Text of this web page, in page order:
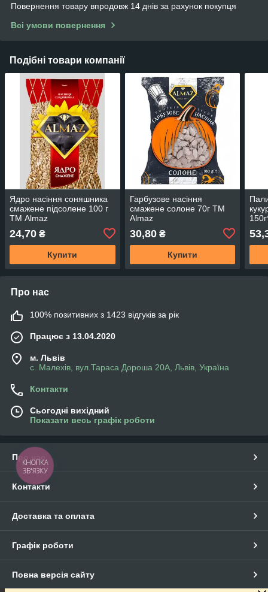
Повернення товару впродовж 14 днів за рахунок покупця
Всі умови повернення
Подібні товари компанії
Ядро насіння соняшника
смажене підсолене 100 г
ТМ Almaz
24,70 ₴
Купити
Гарбузове насіння
смажене солоне 70г ТМ
Almaz
30,80₴
Купити
Про нас
100% позитивних з 1423 відгуків за рік
Працює з 13.04.2020
м. Львів
с. Малехів, вул.Тараса Дороша 20А, Львів, Україна
Контакти
Сьогодні вихідний
Показати весь графік роботи
Про нас
Контакти
Доставка та оплата
Графік роботи
Повна версія сайту
КНОПКА
ЗВ'ЯЗКУ